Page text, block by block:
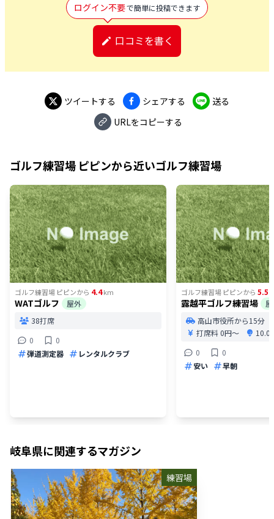
ログイン不要で簡単に投稿できます
口コミを書く
ツイートする シェアする
送る
URLをコピーする
ゴルフ練習場 ピピンから近いゴルフ練習場
ゴルフ練習場 ピピンから 4.4km
WATゴルフ
屋外
38打席
0
0
弾道測定器
レンタルクラブ
ゴルフ練習場 ピピンから 5.5
露越平ゴルフ練習場
高山市役所から15分
打席料0円〜
10.0
0
0
安い
早朝
岐阜県に関連するマガジン
練習場